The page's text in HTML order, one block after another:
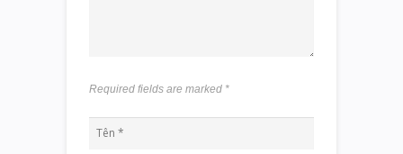
Required fields are marked *